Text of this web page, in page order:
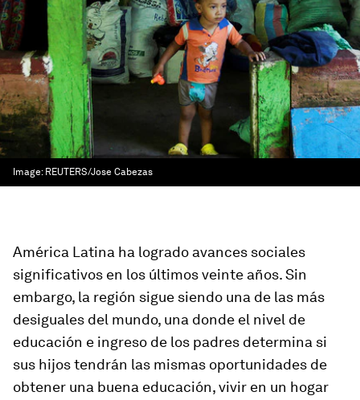
Image: REUTERS/Jose Cabezas
América Latina ha logrado avances sociales
significativos en los últimos veinte años. Sin
embargo, la región sigue siendo una de las más
desiguales del mundo, una donde el nivel de
educación e ingreso de los padres determina si
sus hijos tendrán las mismas oportunidades de
obtener una buena educación, vivir en un hogar